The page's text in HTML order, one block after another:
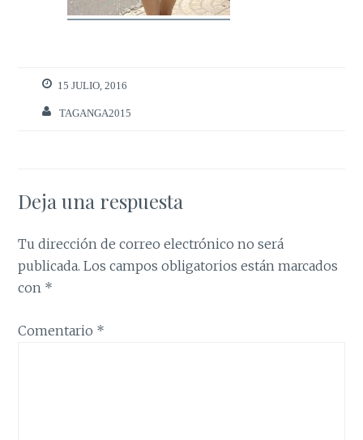
15 JULIO, 2016
TAGANGA2015
Deja una respuesta
Tu dirección de correo electrónico no será
publicada. Los campos obligatorios están marcados
con *
Comentario *